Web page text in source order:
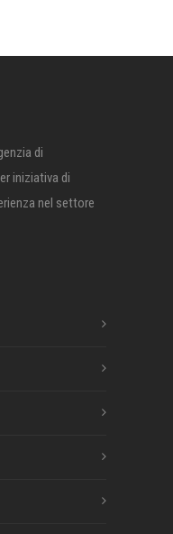
di
iniziativa di
nel settore